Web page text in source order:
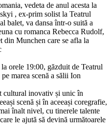
vedeta de anul acesta la
, ex-prim solist la Teatrul
balet, va dansa într-o suită a
cu romanca Rebecca Rudolf,
din Munchen care se afla la
orele 19:00, găzduit de Teatrul
marea scenă a sălii Ion
cultural inovativ și unic în
scenă și în aceeași coregrafie,
înalt nivel, cu tinerele talente
le ajută să devină următoarele